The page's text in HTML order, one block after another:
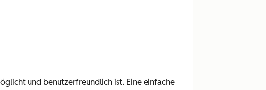
und benutzerfreundlich ist. Eine einfache